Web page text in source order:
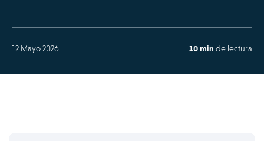
12 Mayo 2026 10 min de lectura